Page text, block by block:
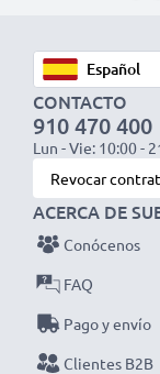
CONTACTO
910 470 400
Lun - Vie: 10:00 -
Revocar
ACERCA DE
Conócenos
FAQ
Pago y envío
Clientes B2B